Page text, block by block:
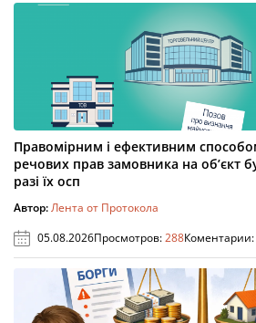
Правомірним і ефективним
речових прав замовника на об’єкт
разі їх осп
Автор:Лента от Протокола
05.08.2026Просмотров:288Коментарии: